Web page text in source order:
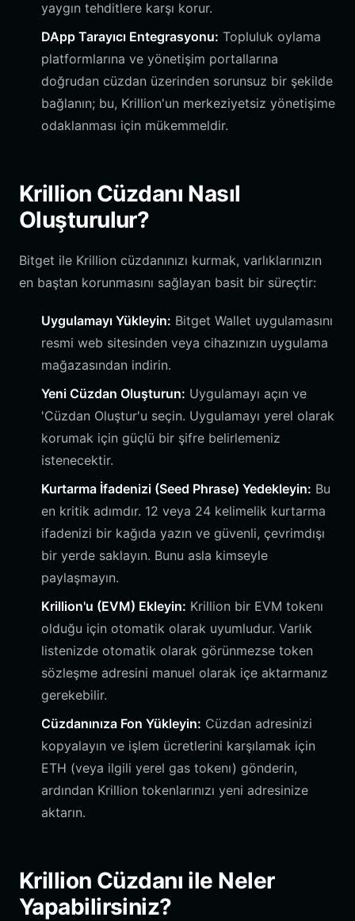
yaygın tehditlere karşı korur.
DApp Tarayıcı Entegrasyonu: Topluluk oylama
platformlarına ve yönetişim portallarına
doğrudan cüzdan üzerinden sorunsuz bir şekilde
bağlanın; bu, Krillion'un merkeziyetsiz yönetişime
odaklanması için mükemmeldir.
Krillion Cüzdanı Nasıl
Oluşturulur?
Bitget ile Krillion cüzdanınızı kurmak, varlıklarınızın
en baştan korunmasını sağlayan basit bir süreçtir:
Uygulamayı Yükleyin: Bitget Wallet uygulamasını
resmi web sitesinden veya cihazınızın uygulama
mağazasından indirin.
Yeni Cüzdan Oluşturun: Uygulamayı açın ve
'Cüzdan Oluştur'u seçin. Uygulamayı yerel olarak
korumak için güçlü bir şifre belirlemeniz
istenecektir.
Kurtarma İfadenizi (Seed Phrase) Yedekleyin: Bu
en kritik adımdır. 12 veya 24 kelimelik kurtarma
ifadenizi bir kağıda yazın ve güvenli, çevrimdışı
bir yerde saklayın. Bunu asla kimseyle
paylaşmayın.
Krillion'u (EVM) Ekleyin: Krillion bir EVM tokenı
olduğu için otomatik olarak uyumludur. Varlık
listenizde otomatik olarak görünmezse token
sözleşme adresini manuel olarak içe aktarmanız
gerekebilir.
Cüzdanınıza Fon Yükleyin: Cüzdan adresinizi
kopyalayın ve işlem ücretlerini karşılamak için
ETH (veya ilgili yerel gas tokenı) gönderin,
ardından Krillion tokenlarınızı yeni adresinize
aktarın.
Krillion Cüzdanı ile Neler
Yapabilirsiniz?